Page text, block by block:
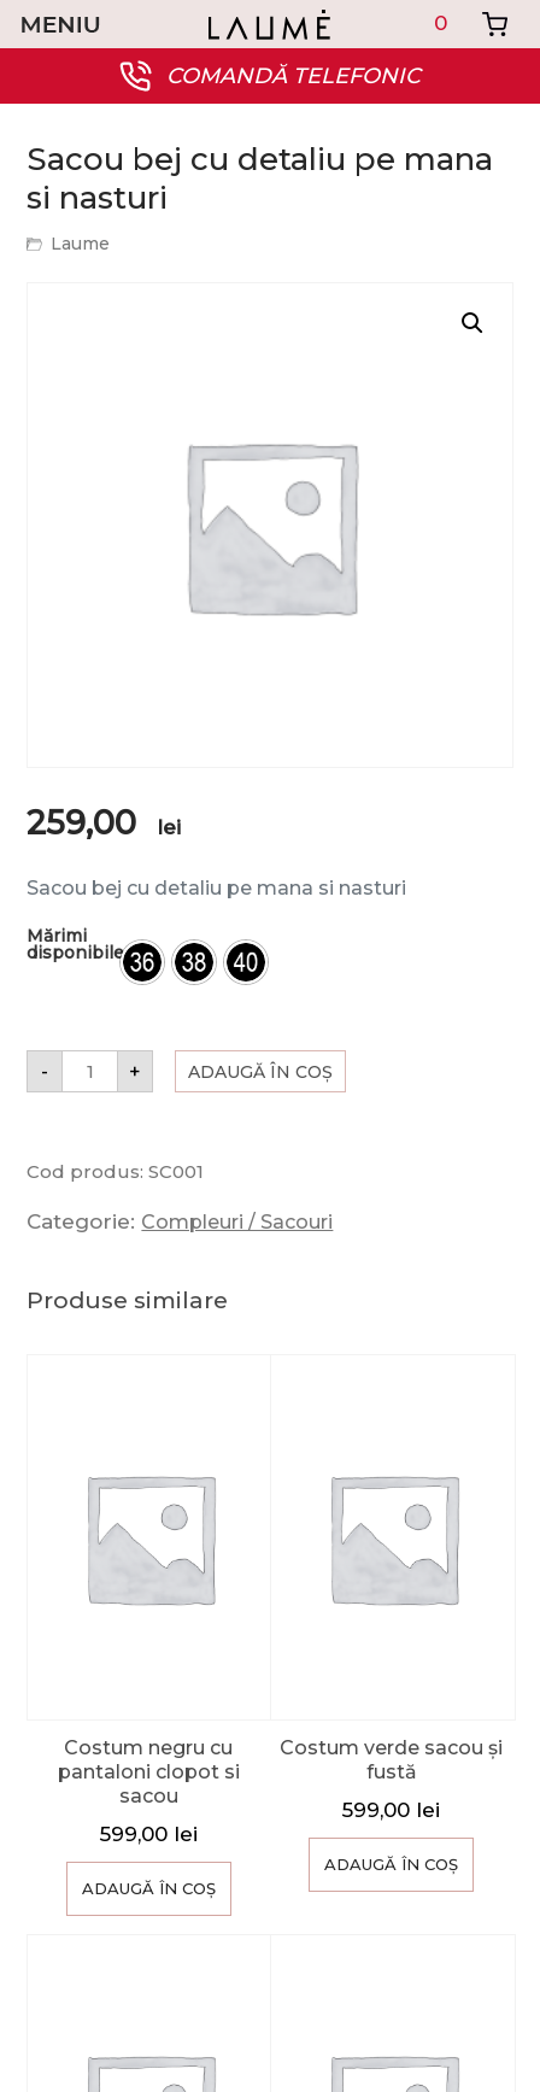
COMANDĂ TELEFONIC
0
Sacou bej cu detaliu pe mana
si nasturi
Laume
259,00 lei
Sacou bej cu detaliu pe mana si nasturi
Mărimi
disponibile
- + ADAUGĂ ÎN COȘ
Cod produs:SC001
Categorie: Compleuri / Sacouri
Produse similare
Costum negru cu
pantaloni clopot si
sacou
599,00 lei
ADAUGĂ ÎN COȘ
Costum verde sacou și
fustă
599,00 lei
ADAUGĂ ÎN COȘ